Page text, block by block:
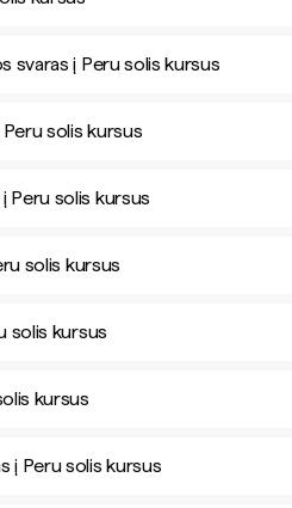
svaras į Peru solis kursus
solis kursus
Peru solis kursus
solis kursus
solis kursus
kursus
į Peru solis kursus